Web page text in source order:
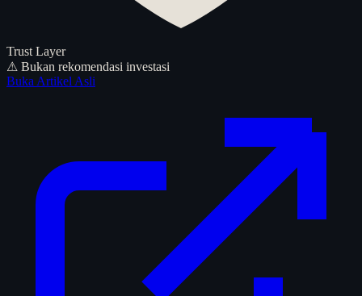
Trust Layer
⚠ Bukan rekomendasi investasi
Buka Artikel Asli